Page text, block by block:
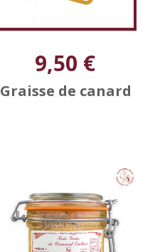
9,50 €
Graisse de canard